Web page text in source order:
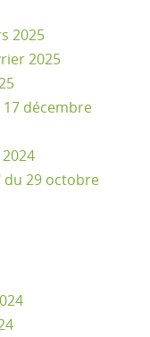
2025
2025
décembre
du 29 octobre